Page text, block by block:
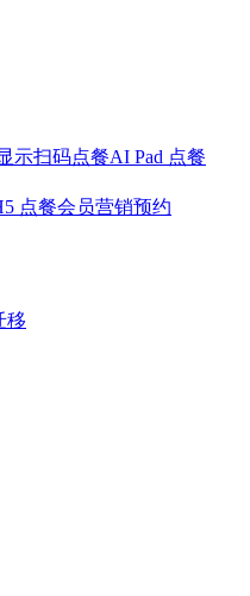
示扫码点餐AI Pad 点餐
点餐会员营销预约
移